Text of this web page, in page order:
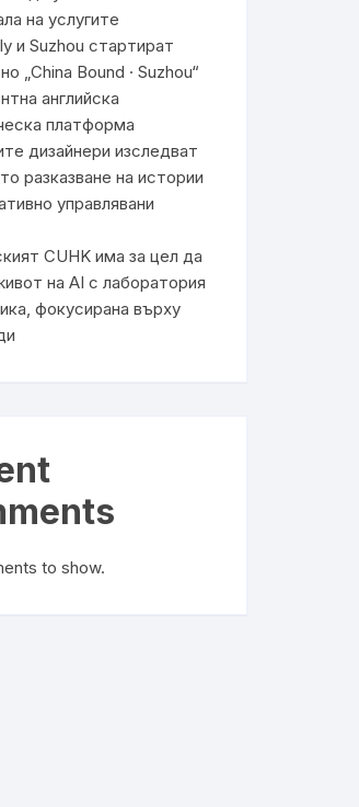
на услугите
и Suzhou стартират
„China Bound · Suzhou“
английска
платформа
дизайнери изследват
разказване на истории
управлявани
CUHK има за цел да
на AI с лаборатория
фокусирана върху
to show.